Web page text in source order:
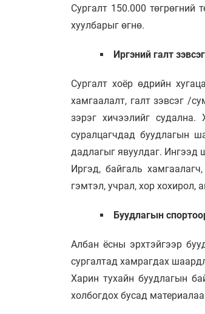
Сургалт 150.000 төгрөгний
хуулбарыг өгнө.
Иргэний галт
Сургалт хоёр өдрийн
хамгаалалт, галт зэвсэг /
зэрэг хичээлийг
суралцагчдад буудлагын
дадлагыг явуулдаг. Ингээд
Иргэд, байгаль
гэмтэл, учрал, хор хохирол,
Буудлагын
Албан ёсны эрхтэйгээр
сургалтад хамрагдах
Харин тухайн буудлагын
холбогдох бусад